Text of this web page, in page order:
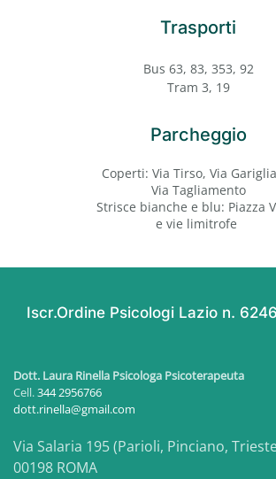
Trasporti
Bus 63, 83, 353, 92
Tram 3, 19
Parcheggio
Coperti: Via Tirso, Via
Via Tagliamento
Strisce bianche e blu: Piazza
e vie limitrofe
Iscr.Ordine Psicologi Lazio n. 6246
Dott. Laura Rinella Psicologa Psicoterapeuta
Cell.344 2956766
dott.rinella@gmail.com
Via Salaria 195 (Parioli, Pinciano,
00198 ROMA